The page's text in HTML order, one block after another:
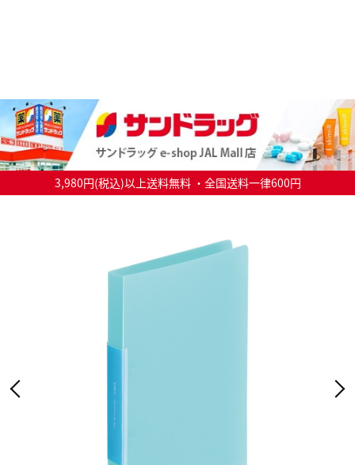
3,980円(税込)以上送料無料 ・全国送料一律600円